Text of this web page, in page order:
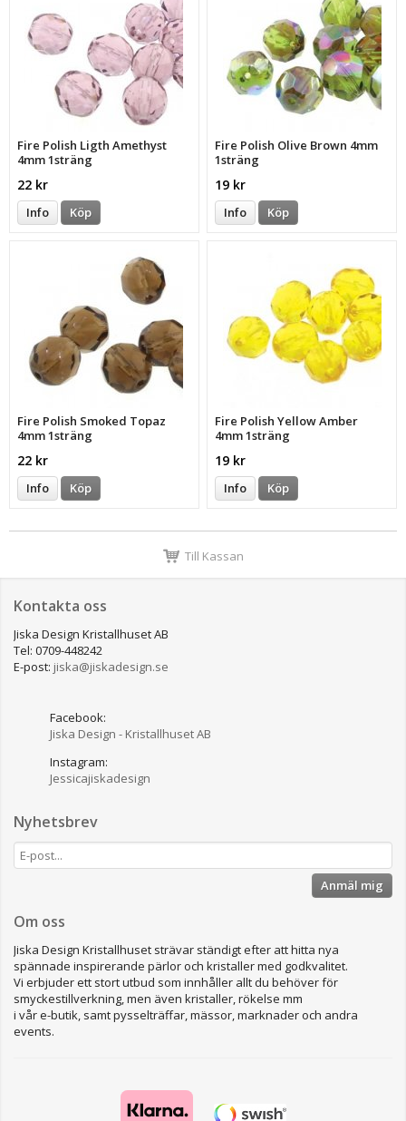
Fire Polish Ligth Amethyst
4mm 1sträng
22 kr
Info Köp
Fire Polish Olive Brown 4mm
1sträng
19 kr
Info Köp
Fire Polish Smoked Topaz
4mm 1sträng
22 kr
Info Köp
Fire Polish Yellow Amber
4mm 1sträng
19 kr
Info Köp
Till Kassan
Kontakta oss
Jiska Design Kristallhuset AB
Tel: 0709-448242
E-post: jiska@jiskadesign.se
Facebook:
Jiska Design - Kristallhuset AB
Instagram:
Jessicajiskadesign
Nyhetsbrev
Anmäl mig
Om oss
Jiska Design Kristallhuset strävar ständigt efter att hitta nya
spännade inspirerande pärlor och kristaller med godkvalitet.
Vi erbjuder ett stort utbud som innhåller allt du behöver för
smyckestillverkning, men även kristaller, rökelse mm
i vår e-butik, samt pysselträffar, mässor, marknader och andra
events.